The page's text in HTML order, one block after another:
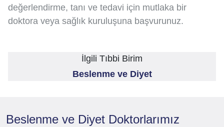
değerlendirme, tanı ve tedavi için mutlaka bir
doktora veya sağlık kuruluşuna başvurunuz.
İlgili Tıbbi Birim
Beslenme ve Diyet
Beslenme ve Diyet Doktorlarımız